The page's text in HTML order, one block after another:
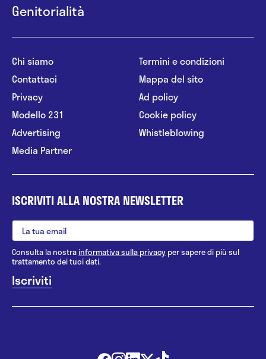
Genitorialità
Chi siamo
Contattaci
Privacy
Modello 231
Advertising
Media Partner
Termini e condizioni
Mappa del sito
Ad policy
Cookie policy
Whistleblowing
ISCRIVITI ALLA NOSTRA NEWSLETTER
Consulta la nostrainformativa sulla privacy per sapere di più sul
trattamento dei tuoi dati.